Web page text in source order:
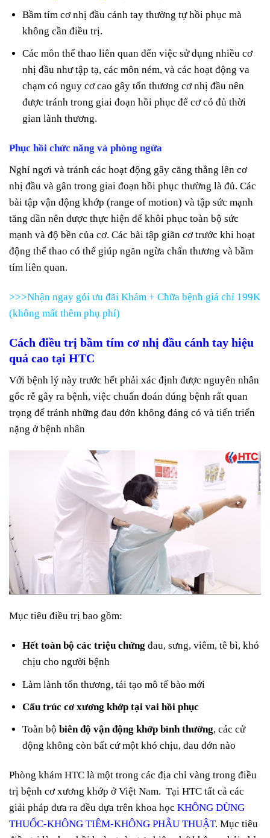
Bầm tím cơ nhị đầu cánh tay thường tự hồi phục mà
không cần điều trị.
Các môn thể thao liên quan đến việc sử dụng nhiều cơ
nhị đầu như tập tạ, các môn ném, và các hoạt động va
chạm có nguy cơ cao gây tổn thương cơ nhị đầu nên
được tránh trong giai đoạn hồi phục để cơ có đủ thời
gian lành thương.
Phục hồi chức năng và phòng ngừa
Nghỉ ngơi và tránh các hoạt động gây căng thẳng lên cơ
nhị đầu và gân trong giai đoạn hồi phục thường là đủ. Các
bài tập vận động khớp (range of motion) và tập sức mạnh
tăng dần nên được thực hiện để khôi phục toàn bộ sức
mạnh và độ bền của cơ. Các bài tập giãn cơ trước khi hoạt
động thể thao có thể giúp ngăn ngừa chấn thương và bầm
tím liên quan.
>>>Nhận ngay gói ưu đãi Khám + Chữa bệnh giá chỉ 199K
(không mất thêm phụ phí)
Cách điều trị bầm tím cơ nhị đầu cánh tay hiệu
quả cao tại HTC
Với bệnh lý này trước hết phải xác định được nguyên nhân
gốc rễ gây ra bệnh, việc chuẩn đoán đúng bệnh rất quan
trọng để tránh những đau đớn không đáng có và tiến triển
nặng ở bệnh nhân
Mục tiêu điều trị bao gồm:
Hết toàn bộ các triệu chứng đau, sưng, viêm, tê bì, khó
chịu cho người bệnh
Làm lành tổn thương, tái tạo mô tế bào mới
Cấu trúc cơ xương khớp tại vai hồi phục
Toàn bộbiên độ vận động khớp bình thường, các cử
động không còn bất cứ một khó chịu, đau đớn nào
Phòng khám HTC là một trong các địa chỉ vàng trong điều
trị bệnh cơ xương khớp ở Việt Nam. Tại HTC tất cả các
giải pháp đưa ra đều dựa trên khoa học KHÔNG DÙNG
THUỐC-KHÔNG TIÊM-KHÔNG PHẪU THUẬT. Mục tiêu